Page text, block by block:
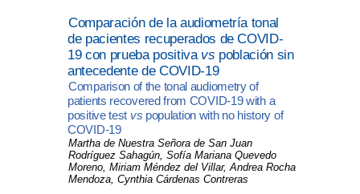
Comparación de la audiometría tonal
de pacientes recuperados de COVID-
19 con prueba positiva vs población sin
antecedente de COVID-19
Comparison of the tonal audiometry of
patients recovered from COVID-19 with a
positive test vs population with no history of
COVID-19
Martha de Nuestra Señora de San Juan
Rodríguez Sahagún, Sofía Mariana Quevedo
Moreno, Miriam Méndez del Villar, Andrea Rocha
Mendoza, Cynthia Cárdenas Contreras